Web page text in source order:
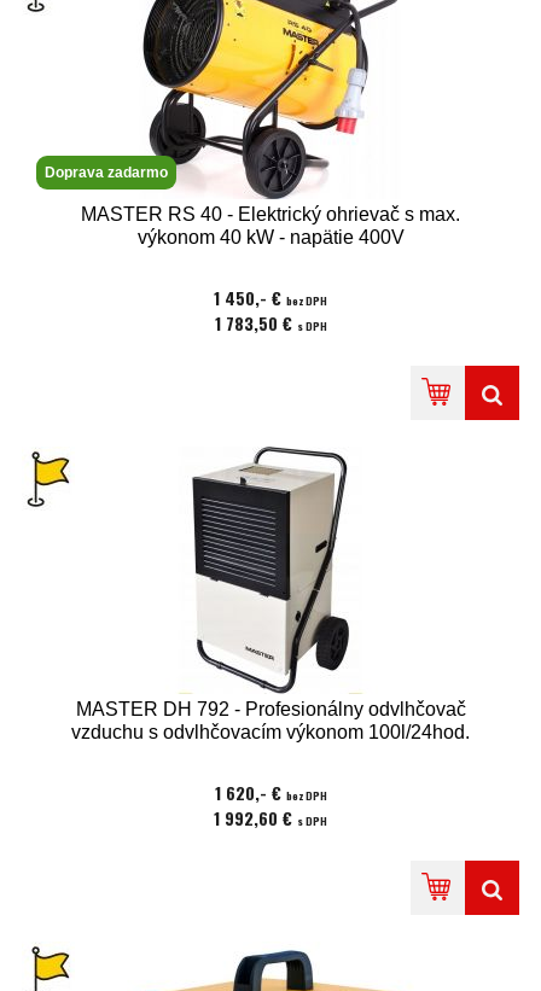
Doprava zadarmo
MASTER RS 40 - Elektrický ohrievač s max.
výkonom 40 kW - napätie 400V
1 450,- € bez DPH
1 783,50 € s DPH
MASTER DH 792 - Profesionálny odvlhčovač
vzduchu s odvlhčovacím výkonom 100l/24hod.
1 620,- € bez DPH
1 992,60 € s DPH